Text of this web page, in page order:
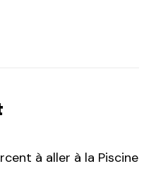
à aller à la Piscine